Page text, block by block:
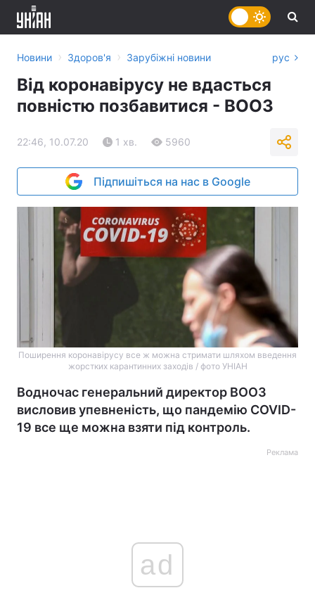
Новини › Здоров'я › Зарубіжні новини рус
Від коронавірусу не вдасться
повністю позбавитися - ВООЗ
22:46, 10.07.20 1 хв. 5960
Підпишіться на нас в Google
Поширення коронавірусу все ж можна стримати шляхом введення
жорстких карантинних заходів / фото УНІАН
Водночас генеральний директор ВООЗ
висловив упевненість, що пандемію COVID-
19 все ще можна взяти під контроль.
Реклама
ad